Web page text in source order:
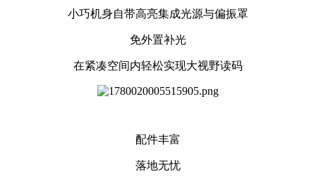
小巧机身自带高亮集成光源与偏振罩
免外置补光
在紧凑空间内轻松实现大视野读码
配件丰富
落地无忧